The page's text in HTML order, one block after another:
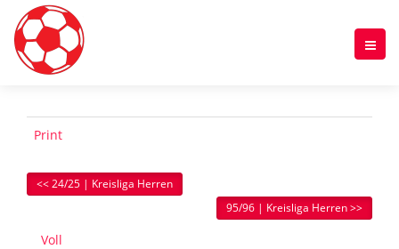
Print
<< 24/25 | Kreisliga Herren
95/96 | Kreisliga Herren >>
Voll